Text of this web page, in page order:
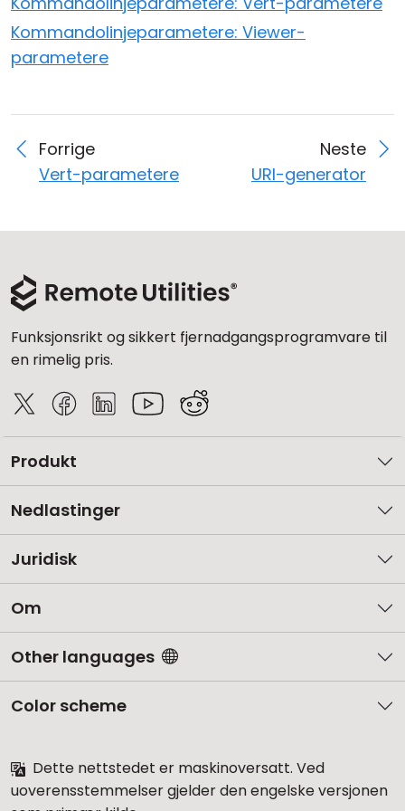
Kommandolinjeparametere: Viewer-
parametere
Forrige
Vert-parametere
Neste
URI-generator
Funksjonsrikt og sikkert fjernadgangsprogramvare til
en rimelig pris.
Produkt
Nedlastinger
Juridisk
Om
Other languages
Color scheme
Dette nettstedet er maskinoversatt. Ved
uoverensstemmelser gjelder den engelske versjonen
Sky- og lokal installasjon